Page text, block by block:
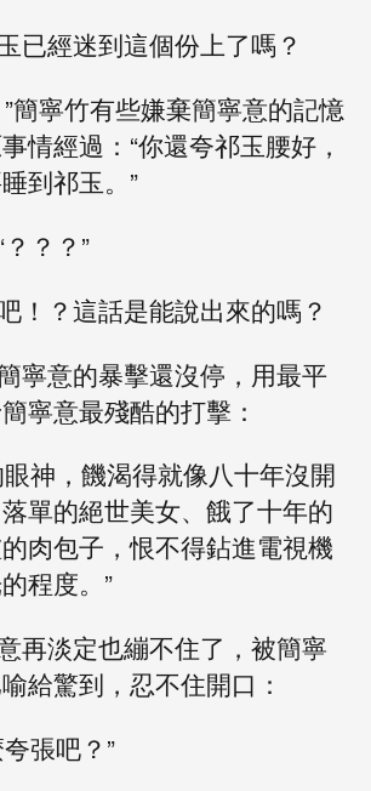
已經迷到這個份上了嗎？
簡寧竹有些嫌棄簡寧意的記憶
情經過：“你還夸祁玉腰好，
到祁玉。”
？？”
！？這話是能說出來的嗎？
寧意的暴擊還沒停，用最平
寧意最殘酷的打擊：
眼神，饑渴得就像八十年沒開
單的絕世美女、餓了十年的
肉包子，恨不得鉆進電視機
程度。”
再淡定也繃不住了，被簡寧
給驚到，忍不住開口：
張吧？”